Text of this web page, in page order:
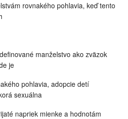
rovnakého pohlavia, keď tento
manželstvo ako zväzok
je
pohlavia, adopcie detí
sexuálna
napriek mienke a hodnotám